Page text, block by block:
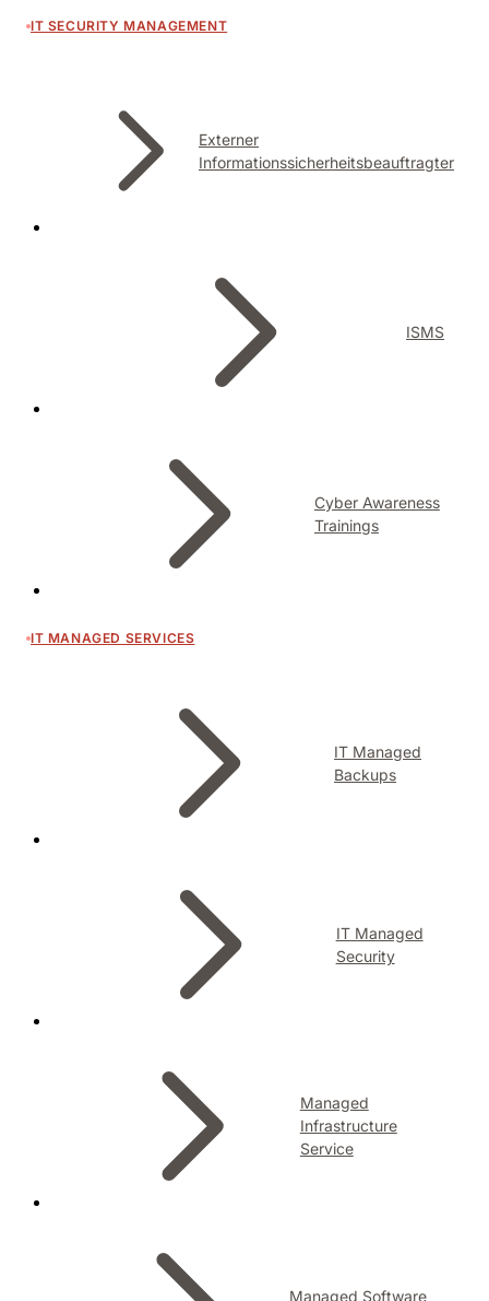
IT SECURITY MANAGEMENT
Externer
Informationssicherheitsbeauftragter
ISMS
Cyber Awareness
Trainings
IT MANAGED SERVICES
IT Managed
Backups
IT Managed
Security
Managed
Infrastructure
Service
Managed Software